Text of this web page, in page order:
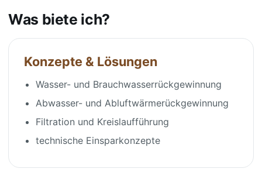
Was biete ich?
Konzepte & Lösungen
Wasser- und Brauchwasserrückgewinnung
Abwasser- und Abluftwärmerückgewinnung
Filtration und Kreislaufführung
technische Einsparkonzepte